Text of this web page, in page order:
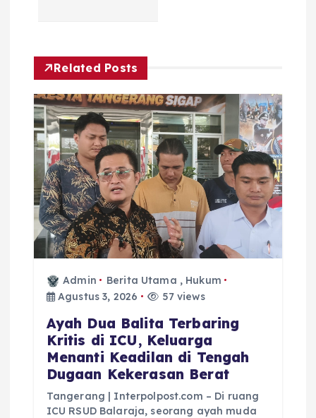
Related Posts
Admin Berita Utama , Hukum
Agustus 3, 2026
57 views
Ayah Dua Balita Terbaring
Kritis di ICU, Keluarga
Menanti Keadilan di Tengah
Dugaan Kekerasan Berat
Tangerang | Interpolpost.com – Di ruang
ICU RSUD Balaraja, seorang ayah muda